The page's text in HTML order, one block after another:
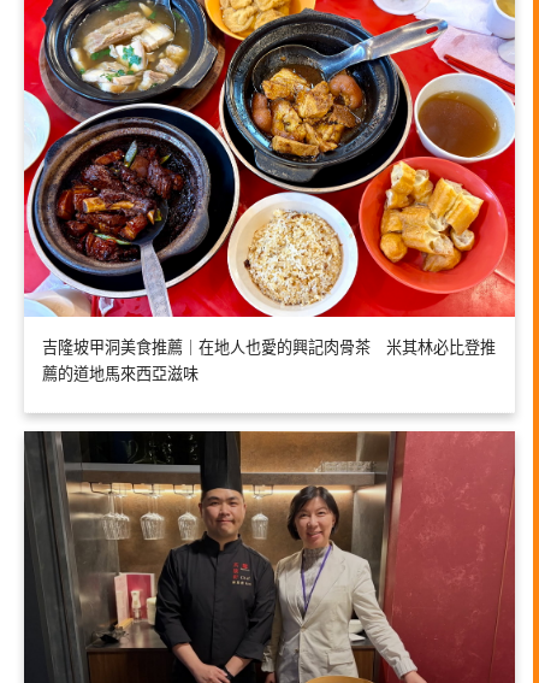
吉隆坡甲洞美食推薦｜在地人也愛的興記肉骨茶 米其林必比登推
薦的道地馬來西亞滋味